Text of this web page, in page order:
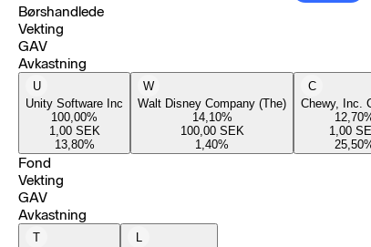
Børshandlede
Vekting
GAV
Avkastning
U
Unity Software Inc
100,00%
1,00 SEK
13,80%
W
Walt Disney Company (The)
14,10%
100,00 SEK
1,40%
C
Chewy, Inc.
12,70
1,00
25,50
Fond
Vekting
GAV
Avkastning
T
L